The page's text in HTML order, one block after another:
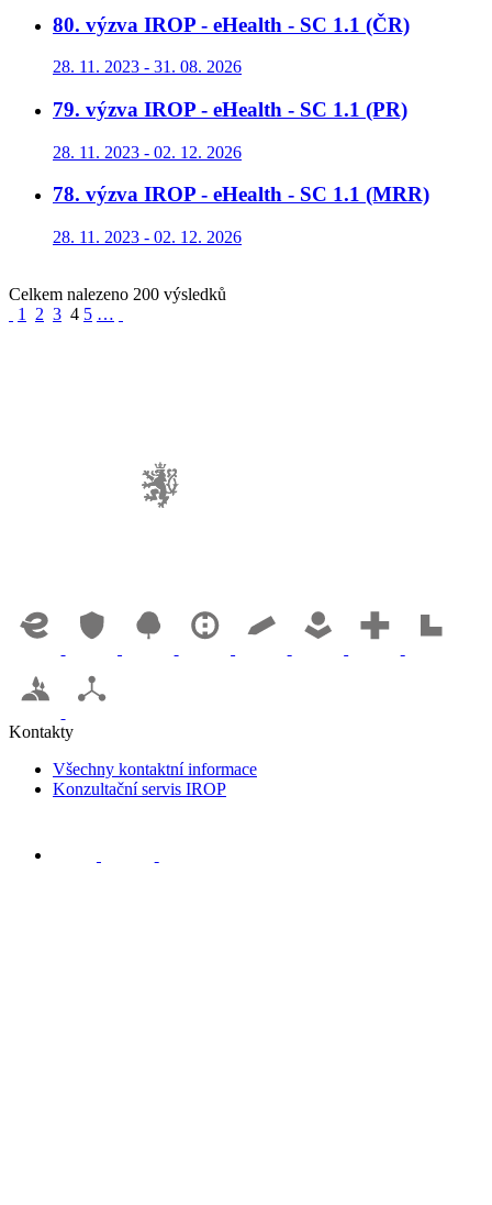
80. výzva IROP - eHealth - SC 1.1 (ČR)
28. 11. 2023 - 31. 08. 2026
79. výzva IROP - eHealth - SC 1.1 (PR)
28. 11. 2023 - 02. 12. 2026
78. výzva IROP - eHealth - SC 1.1 (MRR)
28. 11. 2023 - 02. 12. 2026
Celkem nalezeno 200 výsledků
1
2 3 4 5 …
Kontakty
Všechny kontaktní informace
Konzultační servis IROP